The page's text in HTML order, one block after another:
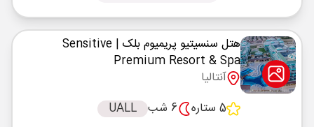
هتل سنسیتیو پریمیوم بلک | Sensitive
Premium Resort & Spa
آنتالیا
5 ستاره
6 شب UALL